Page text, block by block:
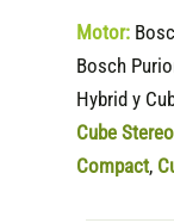
Motor:
Bosch
Hybrid y
Cube
Compact,